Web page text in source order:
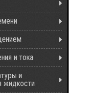
и тока
и
жидкости